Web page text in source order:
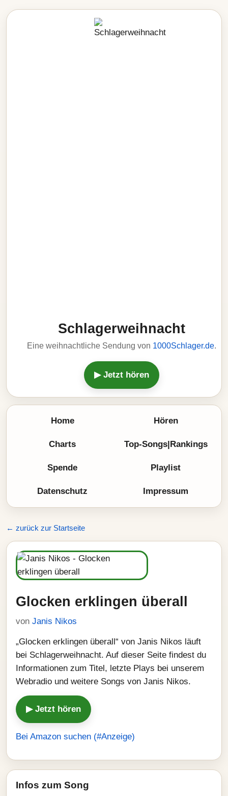
Schlagerweihnacht
Eine weihnachtliche Sendung von 1000Schlager.de.
▶ Jetzt hören
Home Hören
Charts Top-Songs|Rankings
Spende Playlist
Datenschutz Impressum
← zurück zur Startseite
Glocken erklingen überall
von Janis Nikos
„Glocken erklingen überall“ von Janis Nikos läuft
bei Schlagerweihnacht. Auf dieser Seite findest du
Informationen zum Titel, letzte Plays bei unserem
Webradio und weitere Songs von Janis Nikos.
▶ Jetzt hören
Bei Amazon suchen (#Anzeige)
Infos zum Song